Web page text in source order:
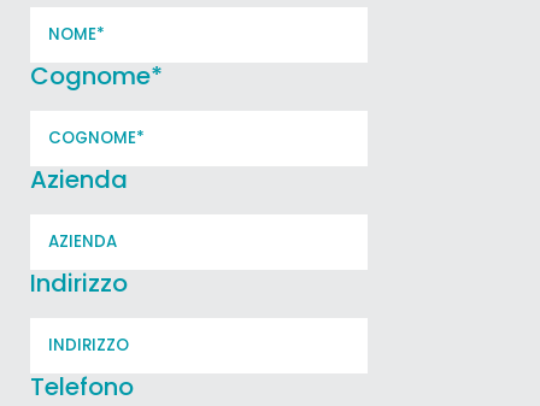
Cognome*
Azienda
Indirizzo
Telefono